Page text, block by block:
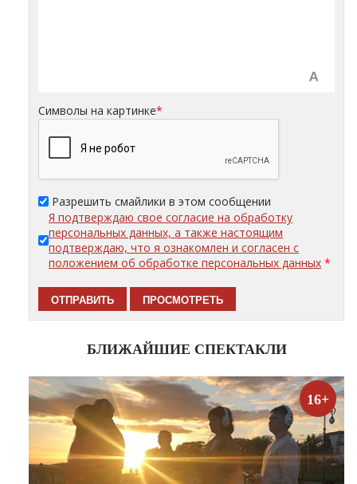
Символы на картинке*
Разрешить смайлики в этом сообщении
Я подтверждаю свое согласие на обработку
персональных данных, а также настоящим
подтверждаю, что я ознакомлен и согласен с
положением об обработке персональных данных *
БЛИЖАЙШИЕ СПЕКТАКЛИ
16+